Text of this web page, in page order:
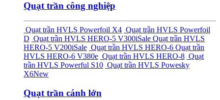
Quạt trần công nghiệp
Quạt trần HVLS Powerfoil X4 Quạt trần HVLS Powerfoil
D Quạt trần HVLS HERO-5 V300iSale Quạt trần HVLS
HERO-5 V200iSale Quạt trần HVLS HERO-6 Quạt trần
HVLS HERO-6 V380e Quạt trần HVLS HERO-8 Quạt
trần HVLS Powerful S10 Quạt trần HVLS Powesky
X6New
Quạt trần cánh lớn